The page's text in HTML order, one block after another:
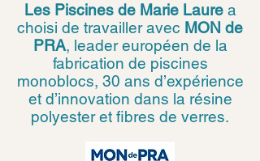
Les Piscines de Marie Laurea
choisi de travailler avec MON de
PRA, leader européen de la
fabrication de piscines
monoblocs, 30 ans d’expérience
et d’innovation dans la résine
polyester et fibres de verres.